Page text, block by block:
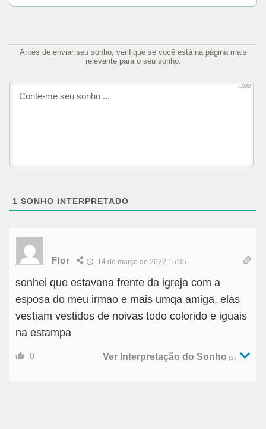
Antes de enviar seu sonho, verifique se você está na página mais
relevante para o seu sonho.
1000
1 SONHO INTERPRETADO
Flor 14 de março de 2022 15:35
sonhei que estavana frente da igreja com a
esposa do meu irmao e mais umqa amiga, elas
vestiam vestidos de noivas todo colorido e iguais
na estampa
0 Ver Interpretação do Sonho (1)